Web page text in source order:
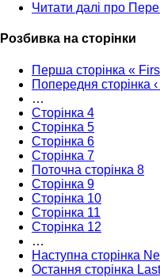
Читати далі про
Розбивка на сторінки
Перша сторінка «
Попередня сторінка
…
Сторінка 4
Сторінка 5
Сторінка 6
Сторінка 7
Поточна сторінка 8
Сторінка 9
Сторінка 10
Сторінка 11
Сторінка 12
…
Наступна сторінка
Остання сторінка